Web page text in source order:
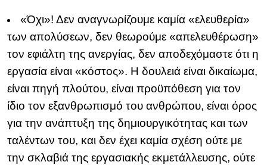
«Όχι»! Δεν αναγνωρίζουμε καμία «ελευθερία»
των απολύσεων, δεν θεωρούμε «απελευθέρωση»
τον εφιάλτη της ανεργίας, δεν αποδεχόμαστε ότι η
εργασία είναι «κόστος». Η δουλειά είναι δικαίωμα,
είναι πηγή πλούτου, είναι προϋπόθεση για τον
ίδιο τον εξανθρωπισμό του ανθρώπου, είναι όρος
για την ανάπτυξη της δημιουργικότητας και των
ταλέντων του, και δεν έχει καμία σχέση ούτε με
την σκλαβιά της εργασιακής εκμετάλλευσης, ούτε